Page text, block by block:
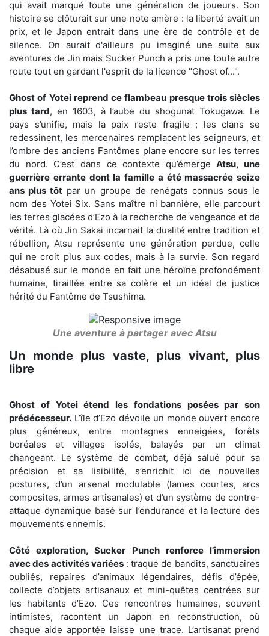
qui avait marqué toute une génération de joueurs. Son
histoire se clôturait sur une note amère : la liberté avait un
prix, et le Japon entrait dans une ère de contrôle et de
silence. On aurait d'ailleurs pu imaginé une suite aux
aventures de Jin mais Sucker Punch a pris une toute autre
route tout en gardant l'esprit de la licence "Ghost of...".
Ghost of Yotei reprend ce flambeau presque trois siècles
plus tard, en 1603, à l’aube du shogunat Tokugawa. Le
pays s’unifie, mais la paix reste fragile ; les clans se
redessinent, les mercenaires remplacent les seigneurs, et
l’ombre des anciens Fantômes plane encore sur les terres
du nord. C’est dans ce contexte qu’émergeAtsu, une
guerrière errante dont la famille a été massacrée seize
ans plus tôt par un groupe de renégats connus sous le
nom des Yotei Six. Sans maître ni bannière, elle parcourt
les terres glacées d’Ezo à la recherche de vengeance et de
vérité. Là où Jin Sakai incarnait la dualité entre tradition et
rébellion, Atsu représente une génération perdue, celle
qui ne croit plus aux codes, mais à la survie. Son regard
désabusé sur le monde en fait une héroïne profondément
humaine, tiraillée entre sa colère et un idéal de justice
hérité du Fantôme de Tsushima.
Une aventure à partager avec Atsu
Un monde plus vaste, plus vivant, plus
libre
Ghost of Yotei étend les fondations posées par son
prédécesseur. L’île d’Ezo dévoile un monde ouvert encore
plus généreux, entre montagnes enneigées, forêts
boréales et villages isolés, balayés par un climat
changeant. Le système de combat, déjà salué pour sa
précision et sa lisibilité, s’enrichit ici de nouvelles
postures, d’un arsenal modulable (lames courtes, arcs
composites, armes artisanales) et d’un système de contre-
attaque dynamique basé sur l’endurance et la lecture des
mouvements ennemis.
Côté exploration, Sucker Punch renforce l’immersion
avec des activités variées : traque de bandits, sanctuaires
oubliés, repaires d’animaux légendaires, défis d’épée,
collecte d’objets artisanaux et mini-quêtes centrées sur
les habitants d’Ezo. Ces rencontres humaines, souvent
intimistes, racontent un Japon en reconstruction, où
chaque aide apportée laisse une trace. L’artisanat prend